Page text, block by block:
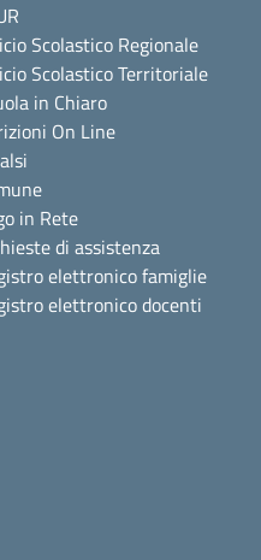
Scolastico Regionale
Scolastico Territoriale
in Chiaro
On Line
in Rete
di assistenza
elettronico famiglie
elettronico docenti